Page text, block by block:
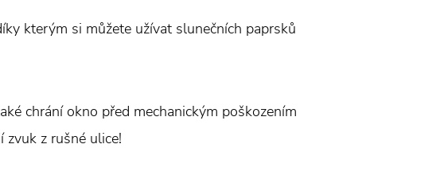
kterým si můžete užívat slunečních paprsků
chrání okno před mechanickým poškozením
z rušné ulice!